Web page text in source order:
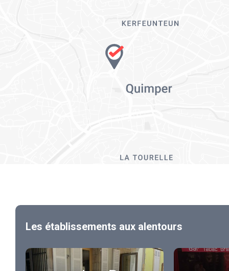
Les établissements aux alentours